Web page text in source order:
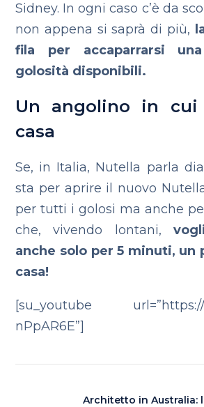
Sidney. In ogni caso c’è da
non appena si saprà di più,
fila per accaparrarsi
golosità disponibili.
Un angolino in cui
casa
Se, in Italia, Nutella parla
sta per aprire il nuovo
per tutti i golosi ma anche
che, vivendo lontani,
anche solo per 5 minuti, un
casa!
[su_youtube url=”https://
nPpAR6E”]
Architetto in Australia: